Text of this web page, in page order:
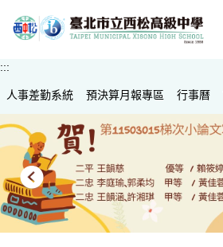
到
容
區
:::
人事差勤系統 預決算月報專區 行事曆